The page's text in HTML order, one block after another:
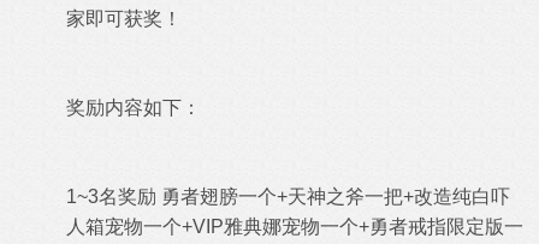
家即可获奖！
奖励内容如下：
1~3名奖励 勇者翅膀一个+天神之斧一把+改造纯白吓
人箱宠物一个+VIP雅典娜宠物一个+勇者戒指限定版一